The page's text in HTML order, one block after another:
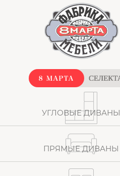
УГЛОВЫЕ ДИВАНЫ
ПРЯМЫЕ ДИВАНЫ